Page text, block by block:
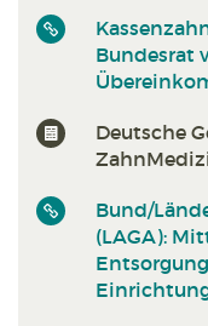
Bundesrat
Deutsche
Bund/
(LAGA):